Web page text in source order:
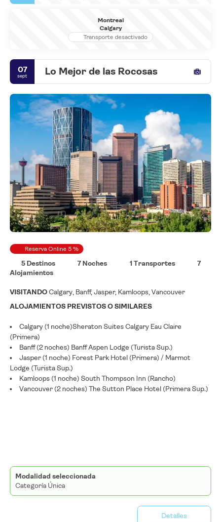
Montreal
Calgary
Transporte desactivado
07
sept Lo Mejor de las Rocosas
Reserva Online 5 %
5 Destinos 7 Noches 1 Transportes
7
Alojamientos
VISITANDOCalgary, Banff, Jasper, Kamloops, Vancouver
ALOJAMIENTOS PREVISTOS O SIMILARES
Calgary (1 noche)Sheraton Suites Calgary Eau Claire
(Primera)
Banff (2 noches) Banff Aspen Lodge (Turista Sup.)
Jasper (1 noche) Forest Park Hotel (Primera) / Marmot
Lodge (Turista Sup.)
Kamloops (1 noche) South Thompson Inn (Rancho)
Vancouver (2 noches) The Sutton Place Hotel (Primera Sup.)
Modalidad seleccionada
Categoría Única
Detalles